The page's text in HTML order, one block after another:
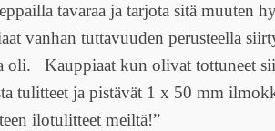
tavaraa ja tarjota sitä muuten
vanhan tuttavuuden perusteella
oli. Kauppiaat kun olivat tottuneet
tulitteet ja pistävät 1 x 50 mm
ilotulitteet meiltä!”